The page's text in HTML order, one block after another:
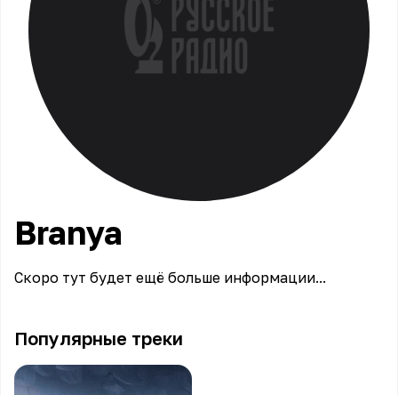
Branya
Скоро тут будет ещё больше информации...
Популярные треки